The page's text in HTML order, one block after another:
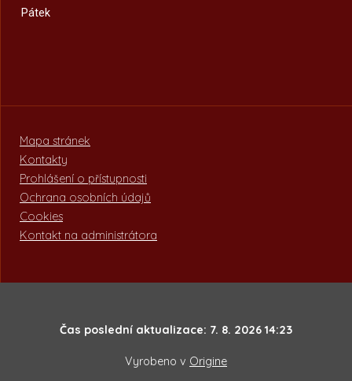
Pátek
Mapa stránek
Kontakty
Prohlášení o přístupnosti
Ochrana osobních údajů
Cookies
Kontakt na administrátora
Čas poslední aktualizace: 7. 8. 2026 14:23
Vyrobeno v Origine